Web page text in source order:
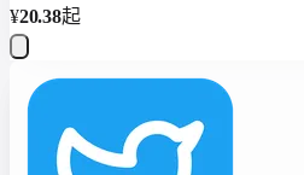
¥20.38起